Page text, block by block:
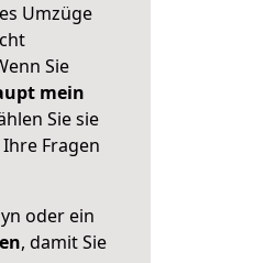
Umzüge
Sie
mein
Sie sie
Fragen
oder ein
, damit Sie